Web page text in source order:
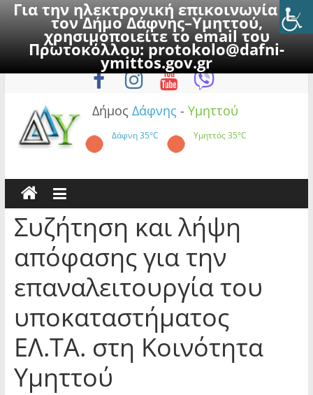
Για την ηλεκτρονική επικοινωνία με
τον Δήμο Δάφνης–Υμηττού,
χρησιμοποιείτε το email του
Πρωτοκόλλου:protokolo@dafni-
ymittos.gov.gr
to
Σάββατο, 8 Αυγούστου 2026
Δήμος Δάφνης - Υμηττού
Δάφνη35°C Υμηττός35°C
Συζήτηση και λήψη
απόφασης για την
επαναλειτουργία του
υποκαταστήματος
ΕΛ.ΤΑ. στη Κοινότητα
Υμηττού